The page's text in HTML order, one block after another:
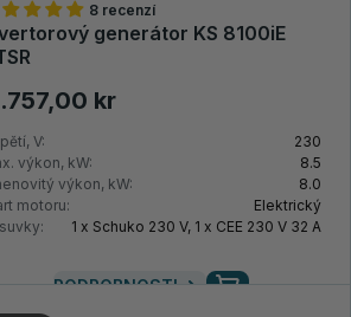
8 recenzí
generátor KS 8100iE
kr
V:
230
výkon, kW:
8.5
výkon, kW:
8.0
motoru:
Elektrický
1 x Schuko 230 V, 1 x CEE 230 V 32 A
PODROBNOSTI